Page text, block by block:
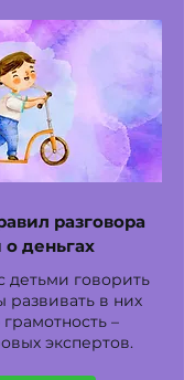
разговора
деньгах
детьми говорить
развивать в них
–
экспертов.